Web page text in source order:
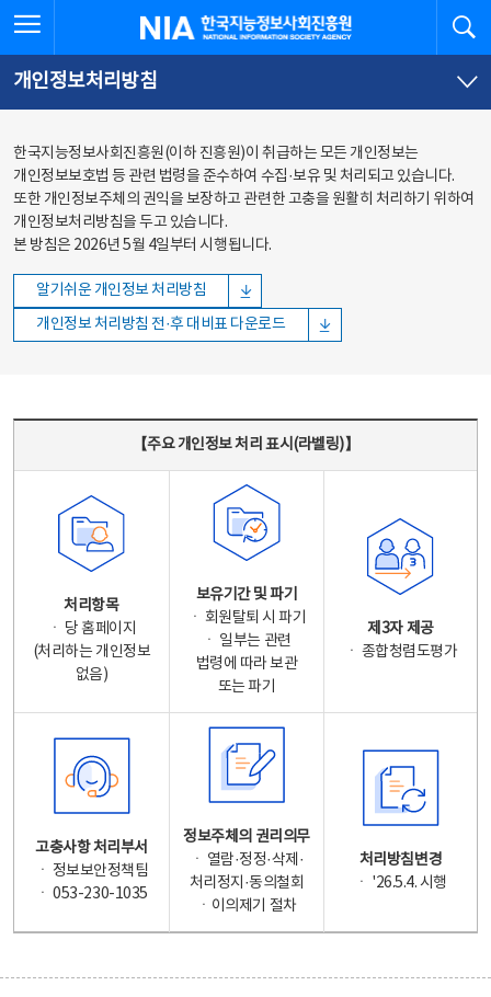
바로가기
바로가기
한국지능정보사회진흥원
개인정보처리방침
한국지능정보사회진흥원(이하 진흥원)이 취급하는 모든 개인정보는
개인정보보호법 등 관련 법령을 준수하여 수집·보유 및 처리되고 있습니다.
또한 개인정보주체의 권익을 보장하고 관련한 고충을 원활히 처리하기 위하여
개인정보처리방침을 두고 있습니다.
본 방침은 2026년 5월 4일부터 시행됩니다.
알기쉬운 개인정보 처리방침
개인정보 처리방침 전·후 대비표 다운로드
【주요 개인정보 처리 표시(라벨링)】
처리항목
ㆍ 당 홈페이지
(처리하는 개인정보
없음)
보유기간 및 파기
ㆍ 회원탈퇴 시 파기
ㆍ 일부는 관련
법령에 따라 보관
또는 파기
제3자 제공
ㆍ 종합청렴도평가
고충사항 처리부서
ㆍ 정보보안정책팀
ㆍ 053-230-1035
정보주체의 권리의무
ㆍ 열람·정정·삭제·
처리정지·동의철회
ㆍ이의제기 절차
처리방침변경
ㆍ '26.5.4. 시행